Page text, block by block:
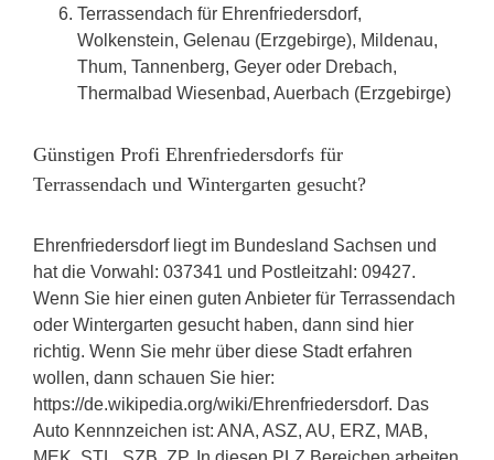
Terrassendach für Ehrenfriedersdorf,
Wolkenstein, Gelenau (Erzgebirge), Mildenau,
Thum, Tannenberg, Geyer oder Drebach,
Thermalbad Wiesenbad, Auerbach (Erzgebirge)
Günstigen Profi Ehrenfriedersdorfs für
Terrassendach und Wintergarten gesucht?
Ehrenfriedersdorf liegt im Bundesland Sachsen und
hat die Vorwahl: 037341 und Postleitzahl: 09427.
Wenn Sie hier einen guten Anbieter für Terrassendach
oder Wintergarten gesucht haben, dann sind hier
richtig. Wenn Sie mehr über diese Stadt erfahren
wollen, dann schauen Sie hier:
https://de.wikipedia.org/wiki/Ehrenfriedersdorf. Das
Auto Kennnzeichen ist: ANA, ASZ, AU, ERZ, MAB,